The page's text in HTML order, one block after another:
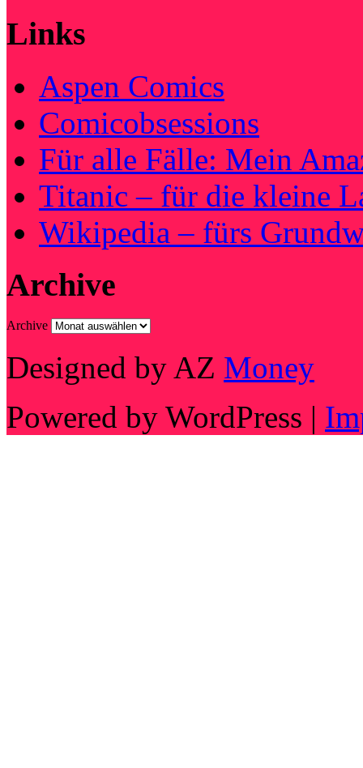
Links
Aspen Comics
Comicobsessions
Für alle Fälle: Mein
Titanic – für die kleine
Wikipedia – fürs
Archive
Archive
Designed by AZ Money
Powered by WordPress |